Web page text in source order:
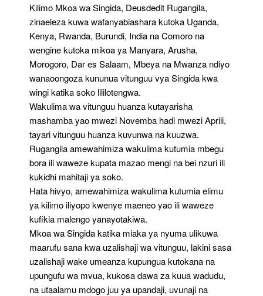
Kilimo Mkoa wa Singida, Deusdedit Rugangila,
zinaeleza kuwa wafanyabiashara kutoka Uganda,
Kenya, Rwanda, Burundi, India na Comoro na
wengine kutoka mikoa ya Manyara, Arusha,
Morogoro, Dar es Salaam, Mbeya na Mwanza ndiyo
wanaoongoza kununua vitunguu vya Singida kwa
wingi katika soko lililotengwa.
Wakulima wa vitunguu huanza kutayarisha
mashamba yao mwezi Novemba hadi mwezi Aprili,
tayari vitunguu huanza kuvunwa na kuuzwa.
Rugangila amewahimiza wakulima kutumia mbegu
bora ili waweze kupata mazao mengi na bei nzuri ili
kukidhi mahitaji ya soko.
Hata hivyo, amewahimiza wakulima kutumia elimu
ya kilimo iliyopo kwenye maeneo yao ili waweze
kufikia malengo yanayotakiwa.
Mkoa wa Singida katika miaka ya nyuma ulikuwa
maarufu sana kwa uzalishaji wa vitunguu, lakini sasa
uzalishaji wake umeanza kupungua kutokana na
upungufu wa mvua, kukosa dawa za kuua wadudu,
na utaalamu mdogo juu ya upandaji, uvunaji na